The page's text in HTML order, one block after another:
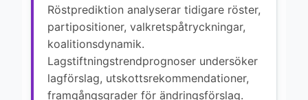
Röstprediktion analyserar tidigare röster,
partipositioner, valkretspåtryckningar,
koalitionsdynamik.
Lagstiftningstrendprognoser undersöker
lagförslag, utskottsrekommendationer,
framgångsgrader för ändringsförslag.